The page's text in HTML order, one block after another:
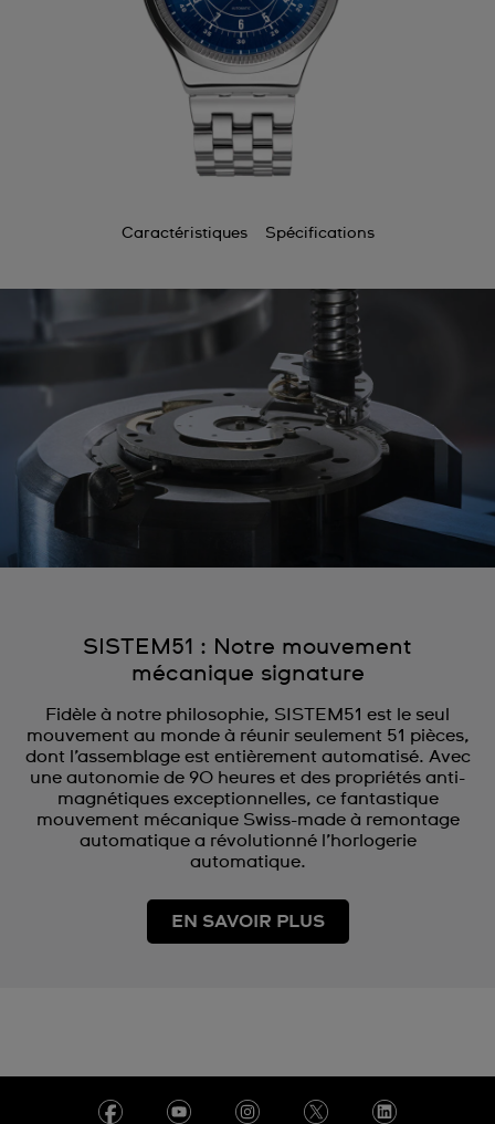
Caractéristiques Spécifications
SISTEM51 : Notre mouvement
mécanique signature
Fidèle à notre philosophie, SISTEM51 est le seul
mouvement au monde à réunir seulement 51 pièces,
dont l’assemblage est entièrement automatisé. Avec
une autonomie de 90 heures et des propriétés anti-
magnétiques exceptionnelles, ce fantastique
mouvement mécanique Swiss-made à remontage
automatique a révolutionné l’horlogerie
automatique.
EN SAVOIR PLUS